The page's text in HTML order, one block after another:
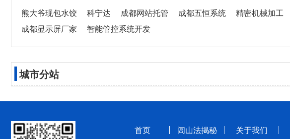
熊大爷现包水饺 科宁达 成都网站托管 成都五恒系统 精密机械加工
成都显示屏厂家
智能管控系统开发
城市分站
首页 闾山法揭秘 关于我们